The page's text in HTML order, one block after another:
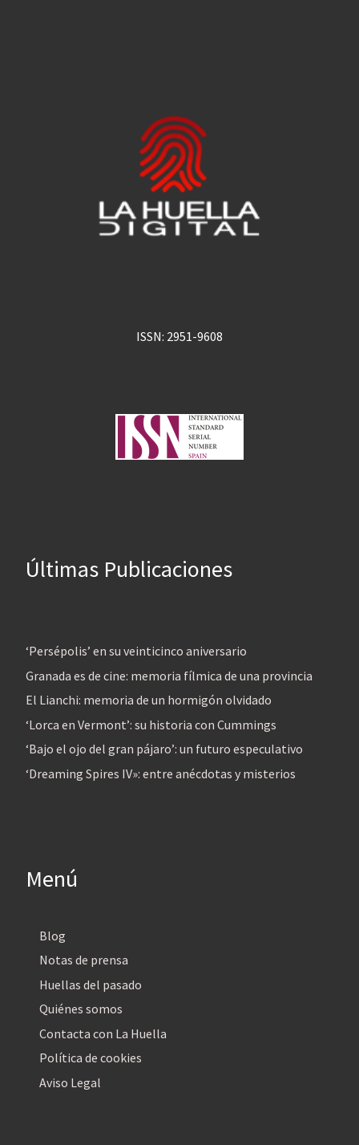
ISSN: 2951-9608
Últimas Publicaciones
‘Persépolis’ en su veinticinco aniversario
Granada es de cine: memoria fílmica de una provincia
El Lianchi: memoria de un hormigón olvidado
‘Lorca en Vermont’: su historia con Cummings
‘Bajo el ojo del gran pájaro’: un futuro especulativo
‘Dreaming Spires IV»: entre anécdotas y misterios
Menú
Blog
Notas de prensa
Huellas del pasado
Quiénes somos
Contacta con La Huella
Política de cookies
Aviso Legal